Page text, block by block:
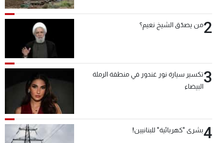
2من يصدّق الشيخ نعيم؟
3تكسير سيارة نور غندور في منطقة الرملة
البيضاء
4بشرى "كهربائية" للبنانيين!
شروط الإسـتخدام
سياسة الخصوصية